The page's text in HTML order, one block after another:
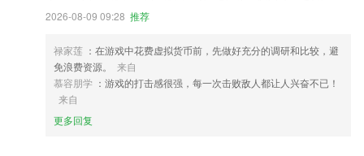
2026-08-09 09:28 推荐
禄家莲 ：在游戏中花费虚拟货币前，先做好充分的调研和比较，避
免浪费资源。
来自
慕容朋学 ：游戏的打击感很强，每一次击败敌人都让人兴奋不已！
来自
更多回复